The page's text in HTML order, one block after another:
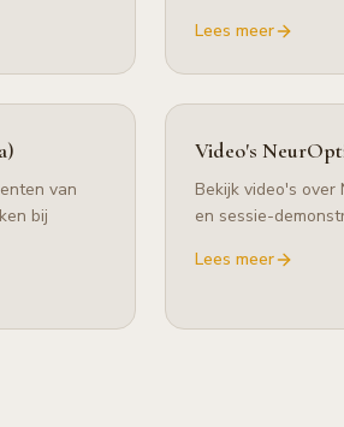
Lees meer
van
bij
Video's
Bekijk video's
en sessie-
Lees meer